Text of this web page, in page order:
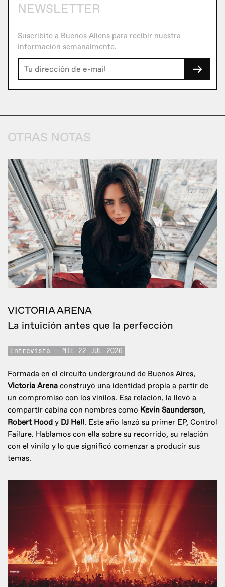
NEWSLETTER
Suscribite a Buenos Aliens para recibir nuestra
información semanalmente.
→
OTRAS NOTAS
VICTORIA ARENA
La intuición antes que la perfección
Entrevista MIE 22 JUL 2026
Formada en el circuito underground de Buenos Aires,
Victoria Arena construyó una identidad propia a partir de
un compromiso con los vinilos. Esa relación, la llevó a
compartir cabina con nombres como Kevin Saunderson,
Robert Hood y DJ Hell. Este año lanzó su primer EP, Control
Failure. Hablamos con ella sobre su recorrido, su relación
con el vinilo y lo que significó comenzar a producir sus
temas.